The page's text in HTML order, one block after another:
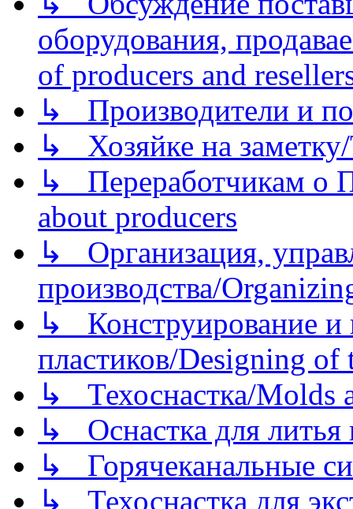
оборудования,
of producers and
↳ Производители и
↳ Хозяйке на
↳ Переработчикам о
about producers
↳ Организация,
производства/
↳ Конструирование и
пластиков/Designing of
↳ Техоснастка/Molds
↳ Оснастка для литья
↳ Горячеканальные
↳ Техоснастка для